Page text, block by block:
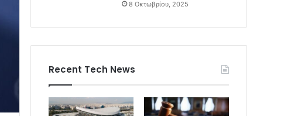
8 Οκτωβρίου, 2025
Recent Tech News